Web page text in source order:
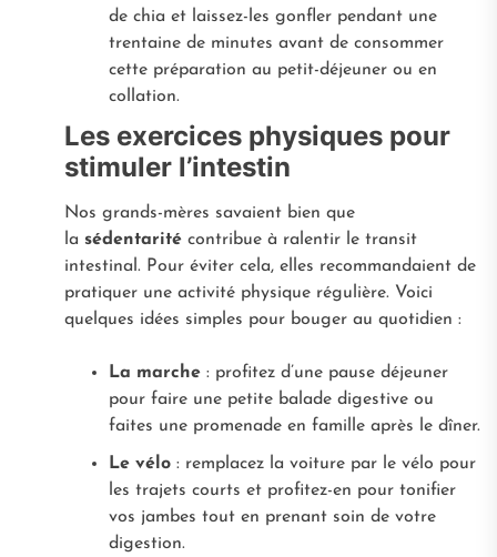
de chia et laissez-les gonfler pendant une
trentaine de minutes avant de consommer
cette préparation au petit-déjeuner ou en
collation.
Les exercices physiques pour
stimuler l’intestin
Nos grands-mères savaient bien que
la sédentaritécontribue à ralentir le transit
intestinal. Pour éviter cela, elles recommandaient de
pratiquer une activité physique régulière. Voici
quelques idées simples pour bouger au quotidien :
La marche: profitez d’une pause déjeuner
pour faire une petite balade digestive ou
faites une promenade en famille après le dîner.
Le vélo: remplacez la voiture par le vélo pour
les trajets courts et profitez-en pour tonifier
vos jambes tout en prenant soin de votre
digestion.